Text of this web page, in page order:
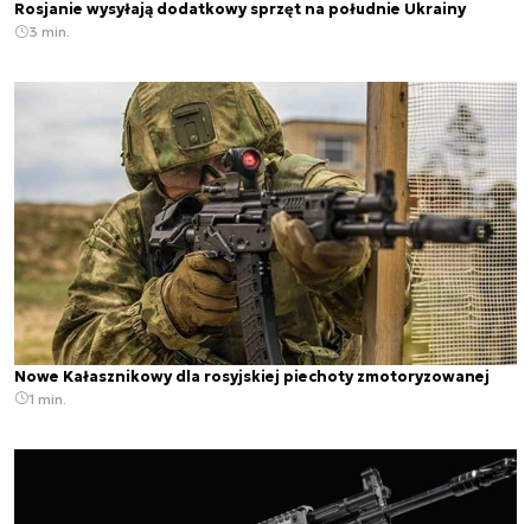
Rosjanie wysyłają dodatkowy sprzęt na południe Ukrainy
3 min.
Nowe Kałasznikowy dla rosyjskiej piechoty zmotoryzowanej
1 min.